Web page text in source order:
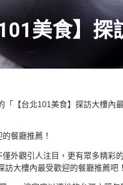
美食】探
【台北101美食】探訪大樓內
餐廳推薦！
外觀引人注目，更有眾多精
大樓內最受歡迎的餐廳推薦吧！